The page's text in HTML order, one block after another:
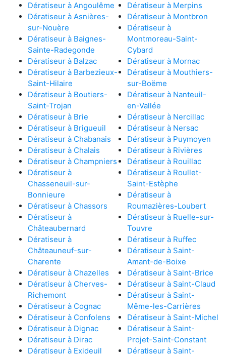
Dératiseur à Angoulême
Dératiseur à Asnières-
sur-Nouère
Dératiseur à Baignes-
Sainte-Radegonde
Dératiseur à Balzac
Dératiseur à Barbezieux-
Saint-Hilaire
Dératiseur à Boutiers-
Saint-Trojan
Dératiseur à Brie
Dératiseur à Brigueuil
Dératiseur à Chabanais
Dératiseur à Chalais
Dératiseur à Champniers
Dératiseur à
Chasseneuil-sur-
Bonnieure
Dératiseur à Chassors
Dératiseur à
Châteaubernard
Dératiseur à
Châteauneuf-sur-
Charente
Dératiseur à Chazelles
Dératiseur à Cherves-
Richemont
Dératiseur à Cognac
Dératiseur à Confolens
Dératiseur à Dignac
Dératiseur à Dirac
Dératiseur à Exideuil
Dératiseur à Merpins
Dératiseur à Montbron
Dératiseur à
Montmoreau-Saint-
Cybard
Dératiseur à Mornac
Dératiseur à Mouthiers-
sur-Boëme
Dératiseur à Nanteuil-
en-Vallée
Dératiseur à Nercillac
Dératiseur à Nersac
Dératiseur à Puymoyen
Dératiseur à Rivières
Dératiseur à Rouillac
Dératiseur à Roullet-
Saint-Estèphe
Dératiseur à
Roumazières-Loubert
Dératiseur à Ruelle-sur-
Touvre
Dératiseur à Ruffec
Dératiseur à Saint-
Amant-de-Boixe
Dératiseur à Saint-Brice
Dératiseur à Saint-Claud
Dératiseur à Saint-
Même-les-Carrières
Dératiseur à Saint-Michel
Dératiseur à Saint-
Projet-Saint-Constant
Dératiseur à Saint-